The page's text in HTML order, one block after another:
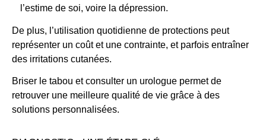
l’estime de soi, voire la dépression.
De plus, l’utilisation quotidienne de protections peut
représenter un coût et une contrainte, et parfois entraîner
des irritations cutanées.
Briser le tabou et consulter un urologue permet de
retrouver une meilleure qualité de vie grâce à des
solutions personnalisées.